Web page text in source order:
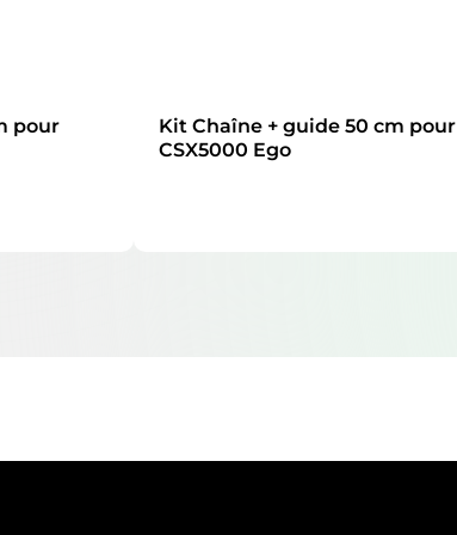
pour
Kit Chaîne + guide 50 cm pour
CSX5000 Ego